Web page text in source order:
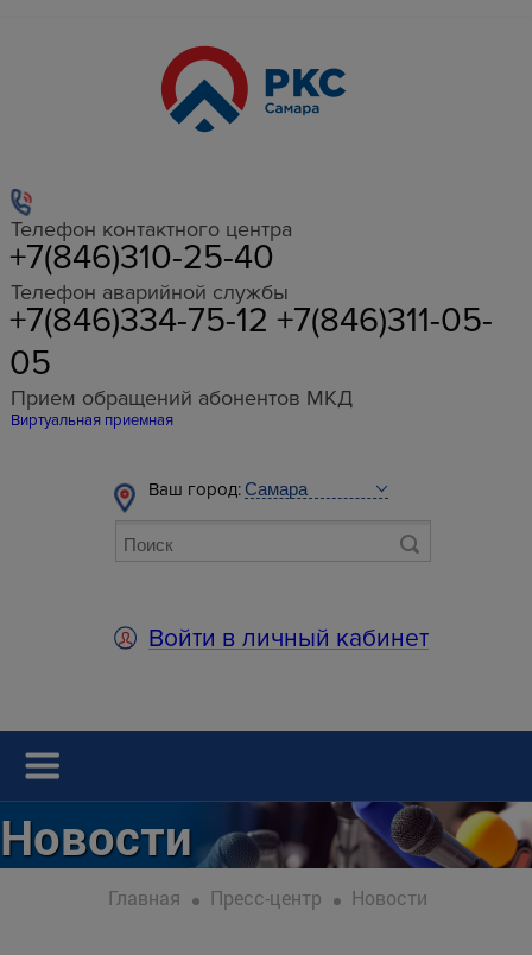
Телефон контактного центра
+7(846)310-25-40
Телефон аварийной службы
+7(846)334-75-12 +7(846)311-05-
05
Прием обращений абонентов МКД
Виртуальная приемная
Ваш город:
Войти в личный кабинет
Новости
Главная Пресс-центр Новости